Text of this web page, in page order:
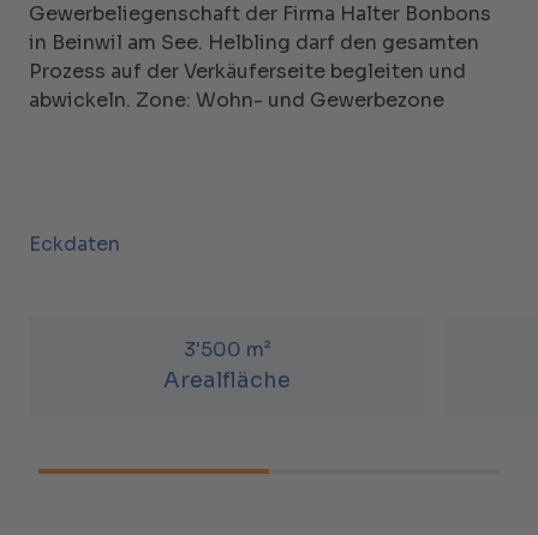
Gewerbeliegenschaft der Firma Halter Bonbons
in Beinwil am See. Helbling darf den gesamten
Prozess auf der Verkäuferseite begleiten und
abwickeln. Zone: Wohn- und Gewerbezone
Eckdaten
3'500 m²
Arealfläche